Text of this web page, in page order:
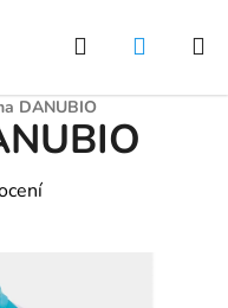
Hledat
DANUBIO